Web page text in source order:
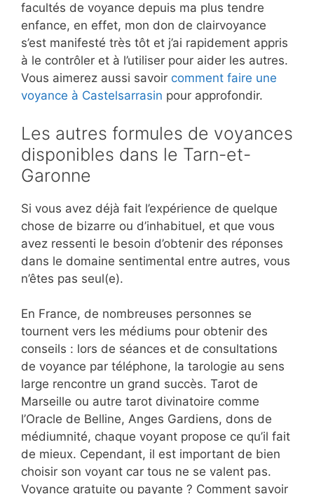
facultés de voyance depuis ma plus tendre
enfance, en effet, mon don de clairvoyance
s’est manifesté très tôt et j’ai rapidement appris
à le contrôler et à l’utiliser pour aider les autres.
Vous aimerez aussi savoir comment faire une
voyance à Castelsarrasin pour approfondir.
Les autres formules de voyances
disponibles dans le Tarn-et-
Garonne
Si vous avez déjà fait l’expérience de quelque
chose de bizarre ou d’inhabituel, et que vous
avez ressenti le besoin d’obtenir des réponses
dans le domaine sentimental entre autres, vous
n’êtes pas seul(e).
En France, de nombreuses personnes se
tournent vers les médiums pour obtenir des
conseils : lors de séances et de consultations
de voyance par téléphone, la tarologie au sens
large rencontre un grand succès. Tarot de
Marseille ou autre tarot divinatoire comme
l’Oracle de Belline, Anges Gardiens, dons de
médiumnité, chaque voyant propose ce qu’il fait
de mieux. Cependant, il est important de bien
choisir son voyant car tous ne se valent pas.
Voyance gratuite ou payante ? Comment savoir